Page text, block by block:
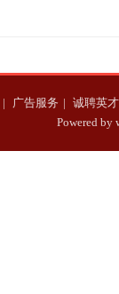
| 广告服务 | 诚聘英才
Powered by